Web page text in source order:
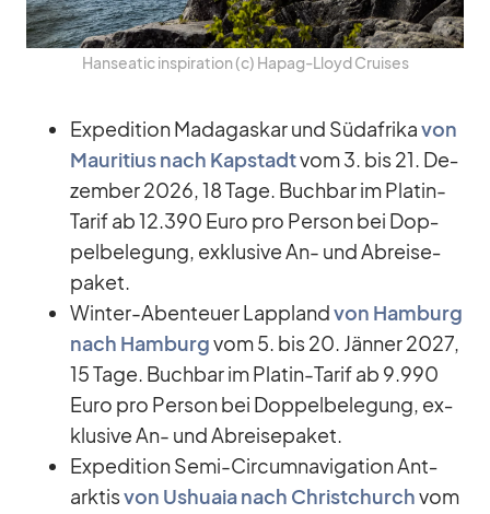
Han­sea­tic in­spi­ra­tion (c) Ha­pag-Lloyd Crui­ses
Ex­pe­di­tion Ma­da­gas­kar und Süd­afrikavon
Mau­ri­tius nach Kap­stadtvom 3. bis 21. De­
zem­ber 2026, 18 Tage. Buch­bar im Pla­tin-
Ta­rif ab 12.390 Euro pro Per­son bei Dop­
pel­be­le­gung, ex­klu­sive An- und Ab­rei­se­
pa­ket.
Win­ter-Aben­teuer Lapp­landvon Ham­burg
nach Ham­burgvom 5. bis 20. Jän­ner 2027,
15 Tage. Buch­bar im Pla­tin-Ta­rif ab 9.990
Euro pro Per­son bei Dop­pel­be­le­gung, ex­
klu­sive An- und Ab­rei­se­pa­ket.
Ex­pe­di­tion Semi-Cir­cum­na­vi­ga­tion Ant­
ark­tisvon Us­huaia nach Christ­churchvom